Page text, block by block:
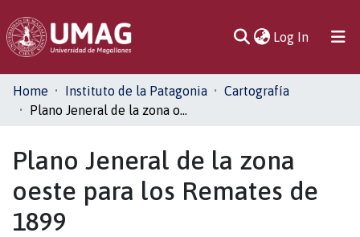
Log In(current)
Communities
& Collections
Statistics
Home Instituto de la Patagonia
Cartografía
Plano Jeneral de la zona oeste para los Remates de 1899
Plano Jeneral de la zona
oeste para los Remates de
1899